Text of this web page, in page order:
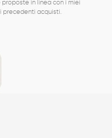
in linea con i miei
precedenti acquisti.